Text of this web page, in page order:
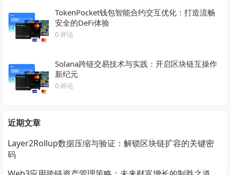
TokenPocket钱包智能合约交互优化：打造流畅
安全的DeFi体验
0 评论
Solana跨链交易技术与实践：开启区块链互操作
新纪元
0 评论
近期文章
Layer2Rollup数据压缩与验证：解锁区块链扩容的关键密
码